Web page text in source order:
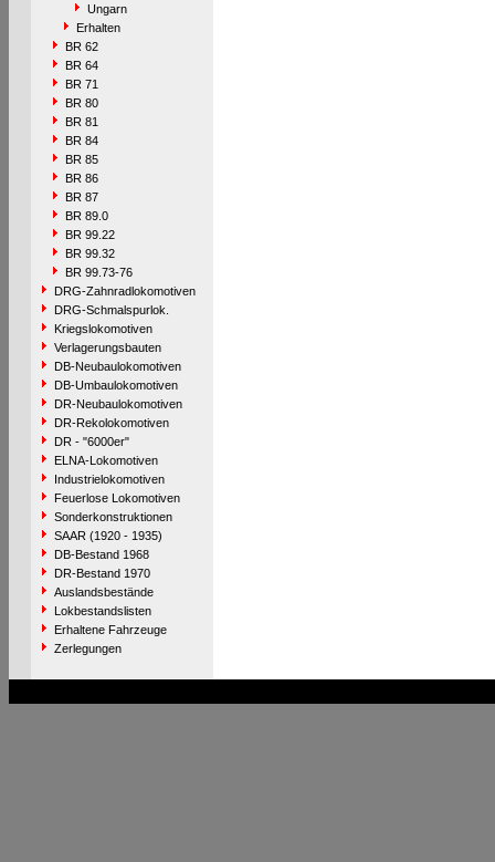
Ungarn
Erhalten
BR 62
BR 64
BR 71
BR 80
BR 81
BR 84
BR 85
BR 86
BR 87
BR 89.0
BR 99.22
BR 99.32
BR 99.73-76
DRG-Zahnradlokomotiven
DRG-Schmalspurlok.
Kriegslokomotiven
Verlagerungsbauten
DB-Neubaulokomotiven
DB-Umbaulokomotiven
DR-Neubaulokomotiven
DR-Rekolokomotiven
DR - "6000er"
ELNA-Lokomotiven
Industrielokomotiven
Feuerlose Lokomotiven
Sonderkonstruktionen
SAAR (1920 - 1935)
DB-Bestand 1968
DR-Bestand 1970
Auslandsbestände
Lokbestandslisten
Erhaltene Fahrzeuge
Zerlegungen